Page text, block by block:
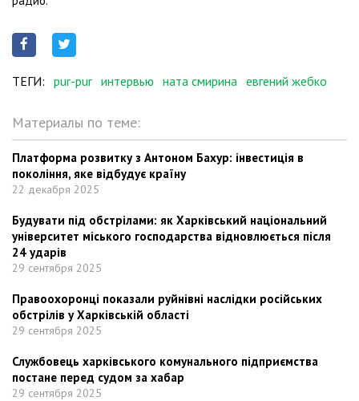
ТЕГИ: pur-pur интервью ната смирина евгений жебко
Материалы по теме:
Платформа розвитку з Антоном Бахур: інвестиція в
покоління, яке відбудує країну
22 декабря 2025
Будувати під обстрілами: як Харківський національний
університет міського господарства відновлюється після
24 ударів
29 сентября 2025
Правоохоронці показали руйнівні наслідки російських
обстрілів у Харківській області
29 сентября 2025
Службовець харківського комунального підприємства
постане перед судом за хабар
29 сентября 2025